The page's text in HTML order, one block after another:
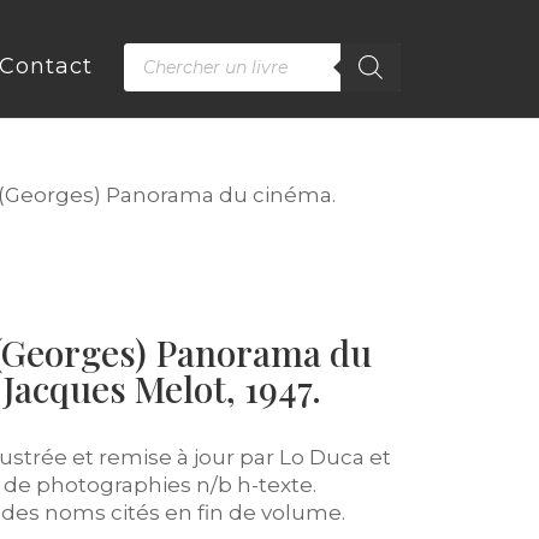
Contact
Recherche
de
produits
Panorama du cinéma.
Panorama du
Melot, 1947.
et remise à jour par Lo Duca et
de photographies n/b h-texte.
noms cités en fin de volume.